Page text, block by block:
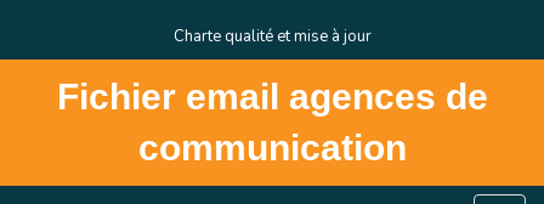
Charte qualité et mise à jour
Fichier email agences de
communication